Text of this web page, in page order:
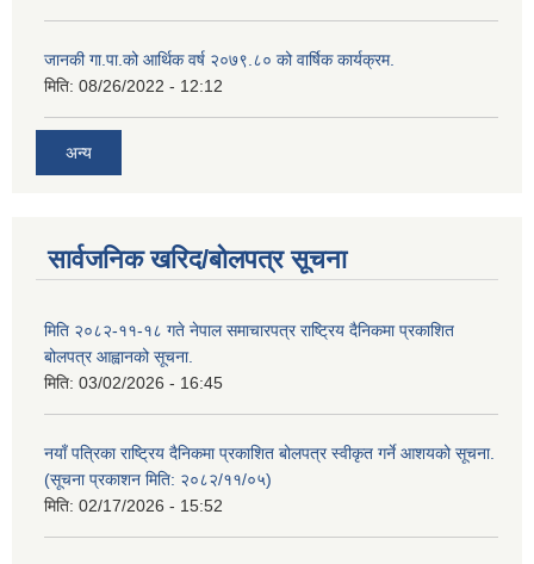
जानकी गा.पा.को आर्थिक वर्ष २०७९.८० को वार्षिक कार्यक्रम.
मिति: 08/26/2022 - 12:12
अन्य
सार्वजनिक खरिद/बोलपत्र सूचना
मिति २०८२-११-१८ गते नेपाल समाचारपत्र राष्ट्रिय दैनिकमा प्रकाशित
बोलपत्र आह्वानको सूचना.
मिति: 03/02/2026 - 16:45
नयाँ पत्रिका राष्ट्रिय दैनिकमा प्रकाशित बोलपत्र स्वीकृत गर्ने आशयको सूचना.
(सूचना प्रकाशन मिति: २०८२/११/०५)
मिति: 02/17/2026 - 15:52